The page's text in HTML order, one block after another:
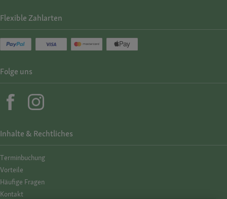
Inhalte & Rechtliches
Termin­buchung
Vorteile
Häufige Fragen
Kontakt
Flexible Zahlarten
Folge uns